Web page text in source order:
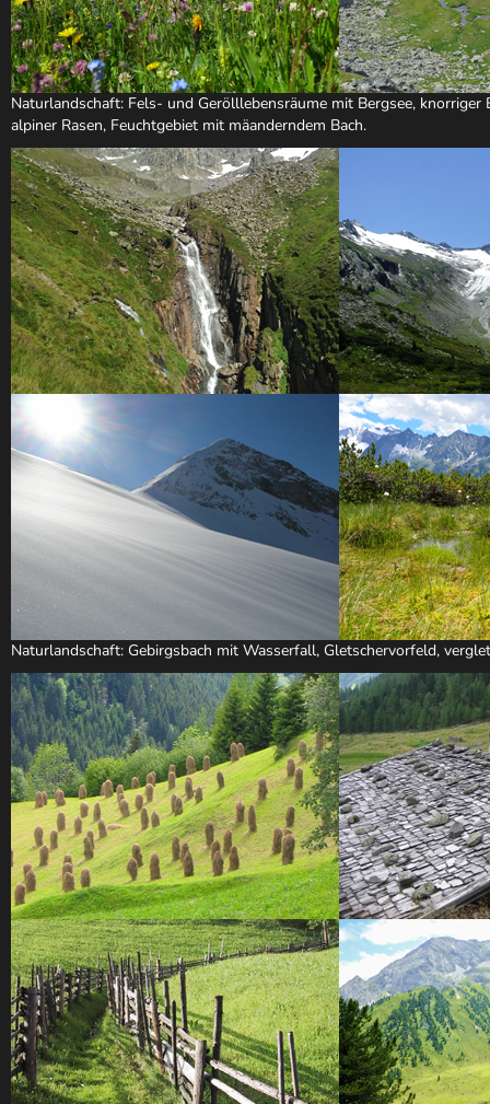
Naturlandschaft: Fels- und Gerölllebensräume mit Bergsee,
alpiner Rasen, Feuchtgebiet mit mäanderndem Bach.
Naturlandschaft: Gebirgsbach mit Wasserfall, Gletschervorfeld,